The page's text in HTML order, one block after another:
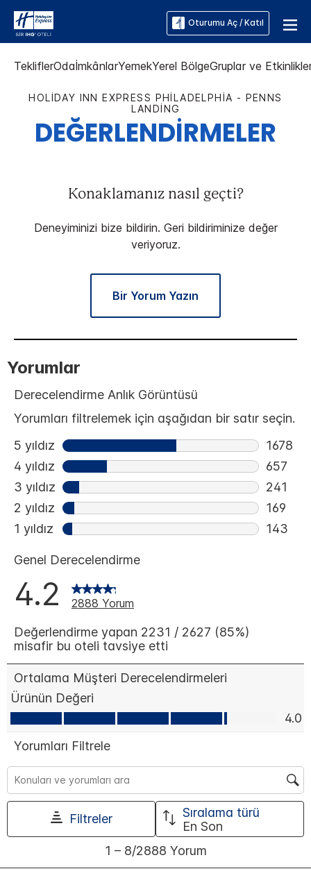
Oturumu Aç / Katıl
TekliflerOdaİmkânlarYemekYerel BölgeGruplar ve
HOLIDAY INN EXPRESS PHILADELPHIA - PENNS
LANDING
DEĞERLENDİRMELER
Konaklamanız nasıl geçti?
Deneyiminizi bize bildirin. Geri bildiriminize değer
veriyoruz.
Bir Yorum Yazın